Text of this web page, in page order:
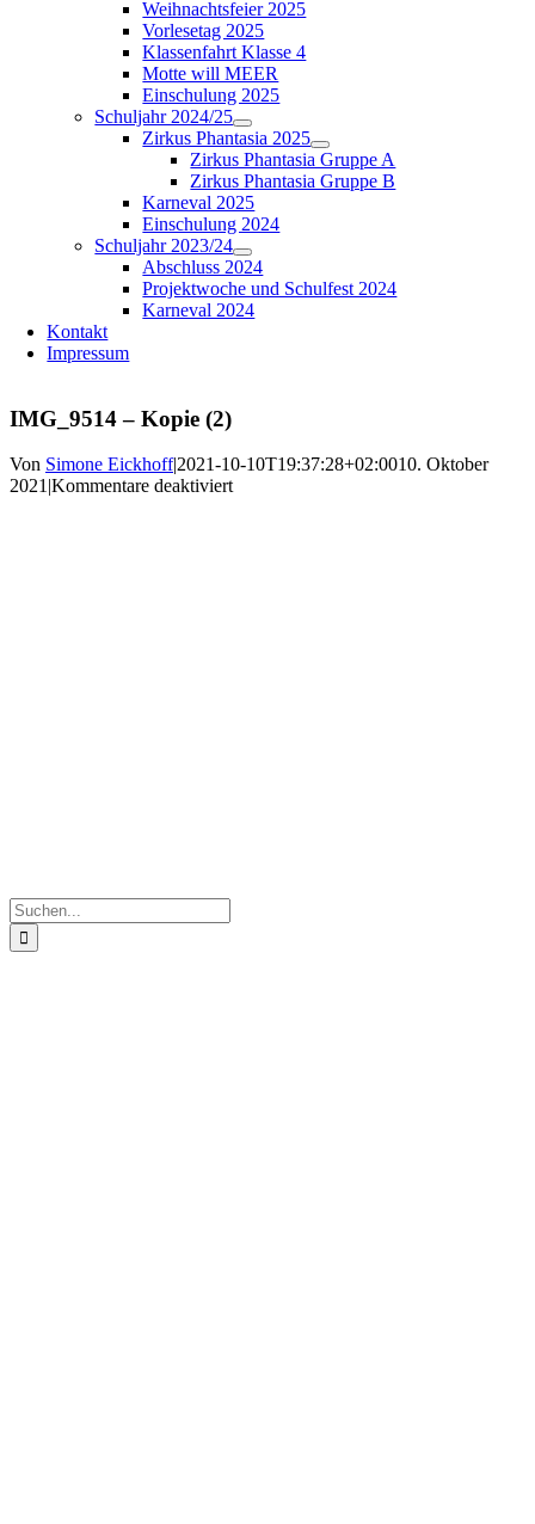
Weihnachtsfeier 2025
Vorlesetag 2025
Klassenfahrt Klasse 4
Motte will MEER
Einschulung 2025
Schuljahr 2024/25
Zirkus Phantasia 2025
Zirkus Phantasia Gruppe A
Zirkus Phantasia Gruppe B
Karneval 2025
Einschulung 2024
Schuljahr 2023/24
Abschluss 2024
Projektwoche und Schulfest 2024
Karneval 2024
Kontakt
Impressum
IMG_9514 – Kopie (2)
Von Simone Eickhoff|2021-10-10T19:37:28+02:0010. Oktober
2021|Kommentare deaktiviertfür
Suche
nach: